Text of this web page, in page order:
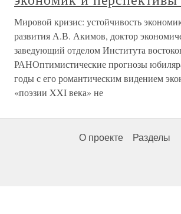
Мировой кризис: устойчивость
развития А.В. Акимов, доктор
заведующий отделом Института
РАНОптимистические прогнозы
годы с его романтическим видением
«поэзии XXI века» не
О проекте Разделы